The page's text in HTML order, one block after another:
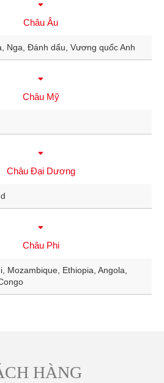
Châu Âu
Nga, Đánh dấu, Vương quốc Anh
Châu Mỹ
Châu Đại Dương
Châu Phi
Mozambique, Ethiopia, Angola,
HÀNG